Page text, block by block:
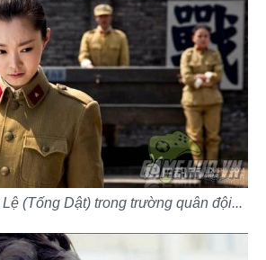
(Tống Dật) trong trường quân đội...